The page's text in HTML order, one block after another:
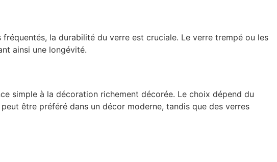
la durabilité du verre est cruciale. Le verre trempé ou les
ainsi une longévité.
simple à la décoration richement décorée. Le choix dépend du
être préféré dans un décor moderne, tandis que des verres